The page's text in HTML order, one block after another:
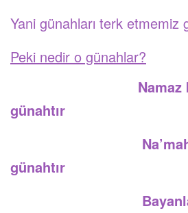
Yani günahları terk etmemiz
Peki nedir o günahlar?
Namaz
günahtır
Na’mahreme
günahtır